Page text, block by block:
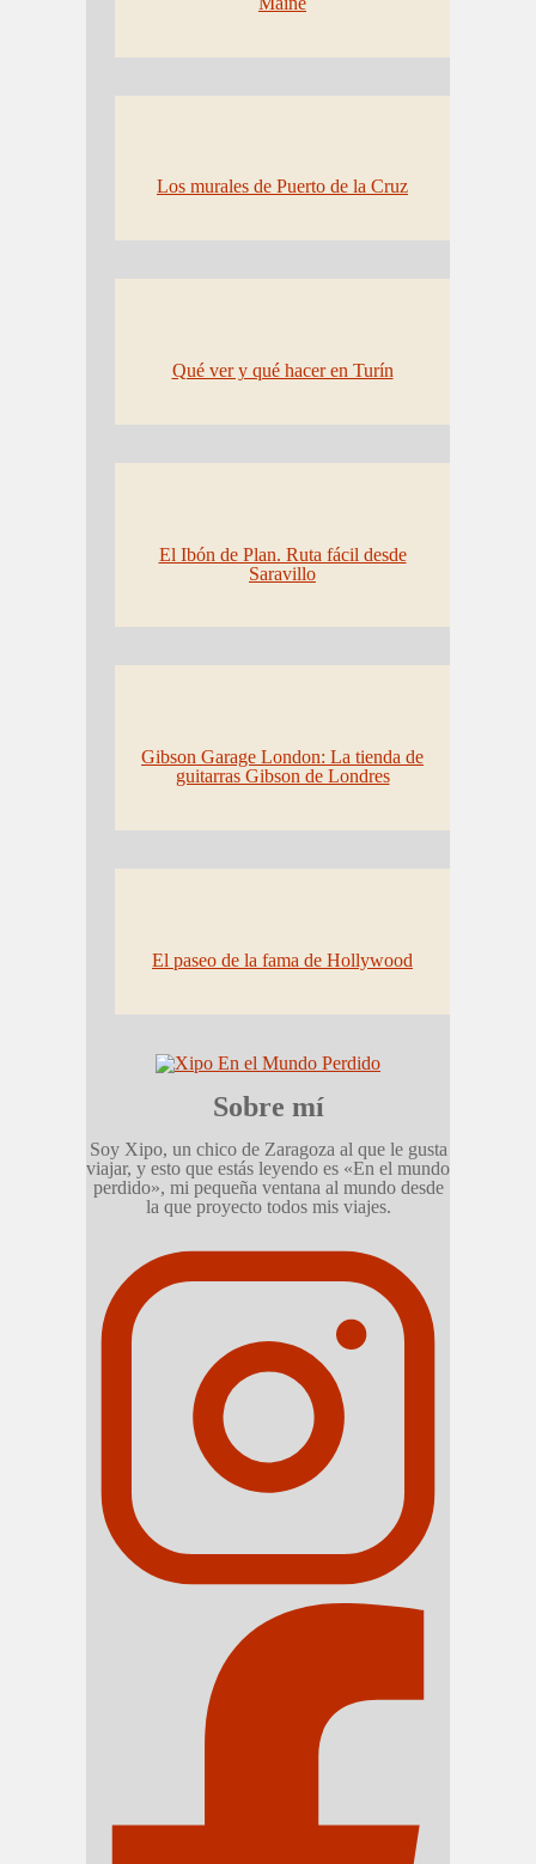
Los murales de Puerto de la Cruz
Qué ver y qué hacer en Turín
El Ibón de Plan. Ruta fácil desde
Saravillo
Gibson Garage London: La tienda de
guitarras Gibson de Londres
El paseo de la fama de Hollywood
Sobre mí
Soy Xipo, un chico de Zaragoza al que le gusta
viajar, y esto que estás leyendo es «En el mundo
perdido», mi pequeña ventana al mundo desde
la que proyecto todos mis viajes.